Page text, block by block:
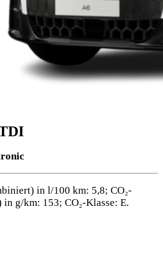
in l/100 km: 5,8; CO₂-
g/km: 153; CO₂-Klasse: E.